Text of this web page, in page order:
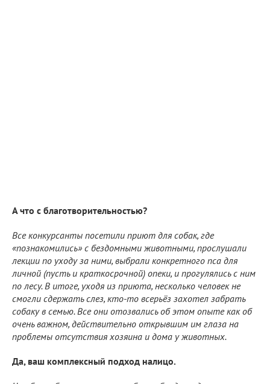
А что с благотворительностью?
Все конкурсанты посетили приют для собак, где
«познакомились» с бездомными животными, прослушали
лекции по уходу за ними, выбрали конкретного пса для
личной (пусть и краткосрочной) опеки, и прогулялись с ним
по лесу. В итоге, уходя из приюта, несколько человек не
смогли сдержать слез, кто-то всерьёз захотел забрать
собаку в семью. Все они отозвались об этом опыте как об
очень важном, действительно открывшим им глаза на
проблемы отсутствия хозяина и дома у животных.
Да, ваш комплексный подход налицо.